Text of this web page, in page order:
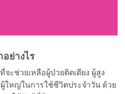
ย่างไร
จะช่วยเหลือผู้ป่วยติดเตียง ผู้สูง
ใหญ่ในการใช้ชีวิตประจำวัน ด้วย